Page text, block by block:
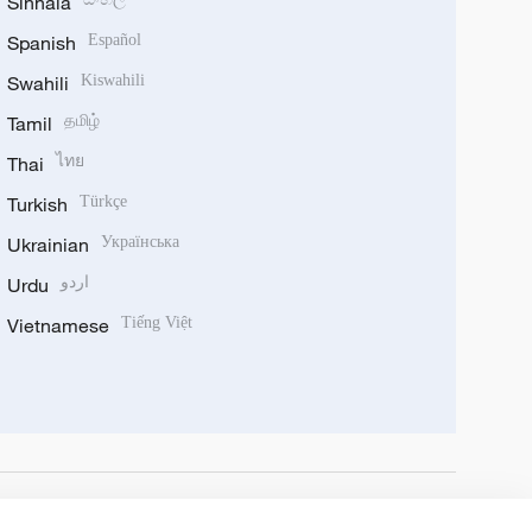
Spanish Español
Swahili Kiswahili
Tamil தமிழ்
Thai ไทย
Turkish Türkçe
Ukrainian Українська
Urdu اردو
Vietnamese Tiếng Việt